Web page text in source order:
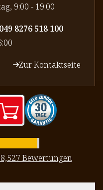
9:00 - 19:00
8276 518 100
Zur Kontaktseite
Bewertungen